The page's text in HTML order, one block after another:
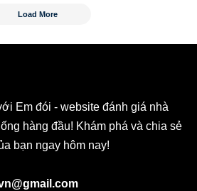
Load More
Em đói - website đánh giá nhà
hàng đầu! Khám phá và chia sẻ
bạn ngay hôm nay!